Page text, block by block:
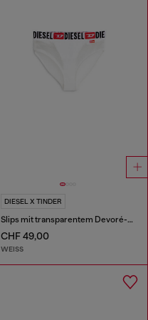
DIESEL X TINDER
Slips mit transparentem Devoré-Effekt
CHF 49,00
WEISS